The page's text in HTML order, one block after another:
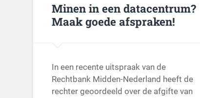
Minen in een datacentrum?
Maak goede afspraken!
In een recente uitspraak van de
Rechtbank Midden-Nederland heeft de
rechter geoordeeld over de afgifte van